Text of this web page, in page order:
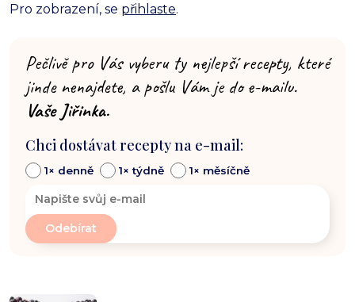
Pro zobrazení, se přihlaste.
Pečlivě pro Vás vyberu ty nejlepší recepty, které
jinde nenajdete, a pošlu Vám je do e-mailu.
Vaše Jiřinka.
Chci dostávat recepty na e-mail:
1× denně 1× týdně 1× měsíčně